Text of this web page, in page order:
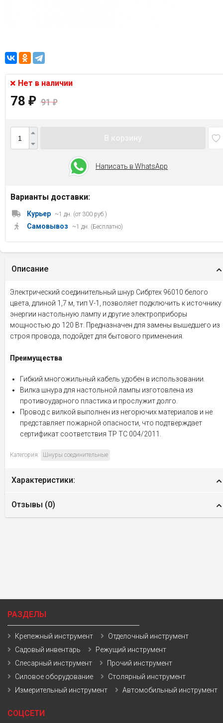
Нет в наличии
78 ₽ 91₽
Написать в WhatsApp
Варианты доставки:
Курьер ~1 дн. (от 300 руб.)
Самовывоз ~1 дн. (Бесплатно)
Описание
Электрический соединительный шнур Сибртех 96010 белого
цвета, длиной 1,7 м, тип V-1, позволяет подключить к источнику
энергии настольную лампу и другие электроприборы
мощностью до 120 Вт. Предназначен для замены вышедшего из
строя провода, подойдет для бытового применения.
Преимущества
Гибкий многожильный кабель удобен в использовании.
Вилка шнура для настольной лампы изготовлена из
противоударного пластика и прослужит долго.
Провод с вилкой выполнен из негорючих материалов и не
представляет пожарной опасности, что подтверждает
сертификат соответствия ТР ТС 004/2011.
Категория: Шнуры соединительные
Характеристики:
Отзывы (0)
РАЗДЕЛЫ
Крепежный инструмент
Отделочный инструмент
Садовый инвентарь
Режущий инструмент
Слесарный инструмент
Прочий инструмент
Силовое оборудование
Столярный инструмент
Измерительный инструмент
Автомобильный инструмент
СОЦСЕТИ